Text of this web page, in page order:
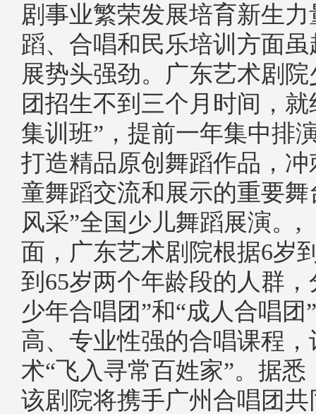
剧事业繁荣发展培育新
蹈、合唱和民乐培训方面
展势头强劲。广东艺术剧
团招生不到三个月时间，就
集训班”，提前一年集中排
打造精品原创舞蹈作品，
童舞蹈交流和展示的重要
风采”全国少儿舞蹈展演
面，广东艺术剧院根据6岁
到65岁两个年龄段的人群，
少年合唱团”和“成人合唱团
高、专业性强的合唱课程
术“飞入寻常百姓家”。据
该剧院将携手广州合唱团